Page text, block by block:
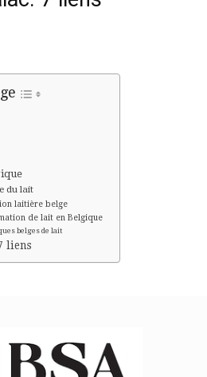
du lait
laitière belge
de lait en Belgique
belges de lait
liens